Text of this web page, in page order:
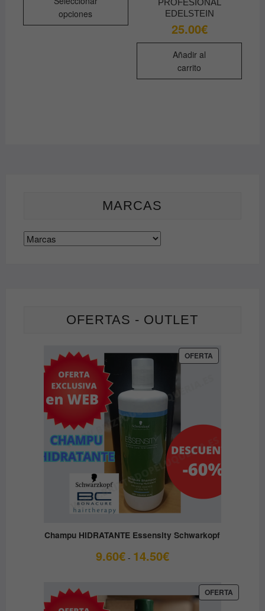
opciones
producto
opciones
EDELSTEIN
25.00€
Añadir al
carrito
MARCAS
OFERTAS - OUTLET
OFERTAPRODUCTO
EN
Champu HIDRATANTE Essensity Schwarkopf
9.60€ - 14.50€Rango
9.60€
OFERTA
EN